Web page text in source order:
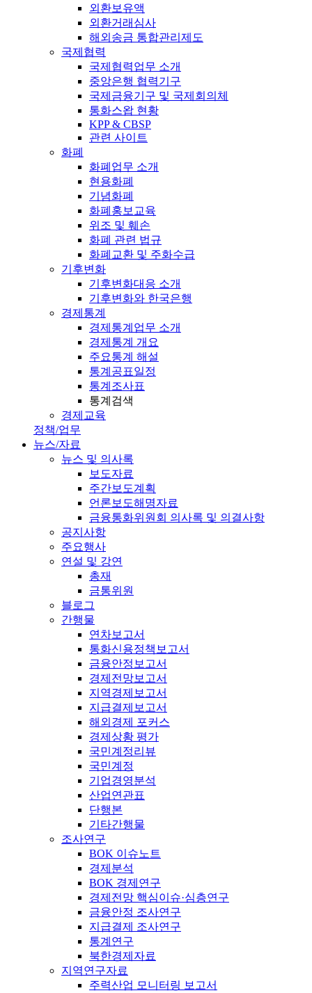
외환보유액
외환거래심사
해외송금 통합관리제도
국제협력
국제협력업무 소개
중앙은행 협력기구
국제금융기구 및 국제회의체
통화스왑 현황
KPP & CBSP
관련 사이트
화폐
화폐업무 소개
현용화폐
기념화폐
화폐홍보교육
위조 및 훼손
화폐 관련 법규
화폐교환 및 주화수급
기후변화
기후변화대응 소개
기후변화와 한국은행
경제통계
경제통계업무 소개
경제통계 개요
주요통계 해설
통계공표일정
통계조사표
통계검색
경제교육
정책/업무
뉴스/자료
뉴스 및 의사록
보도자료
주간보도계획
언론보도해명자료
금융통화위원회 의사록 및 의결사항
공지사항
주요행사
연설 및 강연
총재
금통위원
블로그
간행물
연차보고서
통화신용정책보고서
금융안정보고서
경제전망보고서
지역경제보고서
지급결제보고서
해외경제 포커스
경제상황 평가
국민계정리뷰
국민계정
기업경영분석
산업연관표
단행본
기타간행물
조사연구
BOK 이슈노트
경제분석
BOK 경제연구
경제전망 핵심이슈·심층연구
금융안정 조사연구
지급결제 조사연구
통계연구
북한경제자료
지역연구자료
주력산업 모니터링 보고서